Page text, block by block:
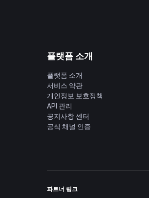
플랫폼 소개
플랫폼 소개
서비스 약관
개인정보 보호정책
API 관리
공지사항 센터
공식 채널 인증
파트너 링크